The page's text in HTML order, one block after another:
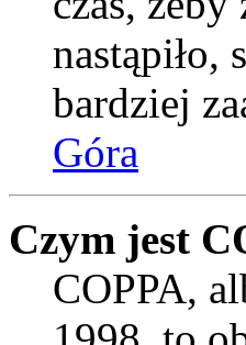
nastąpiło,
bardziej
Góra
Czym jest
COPPA,